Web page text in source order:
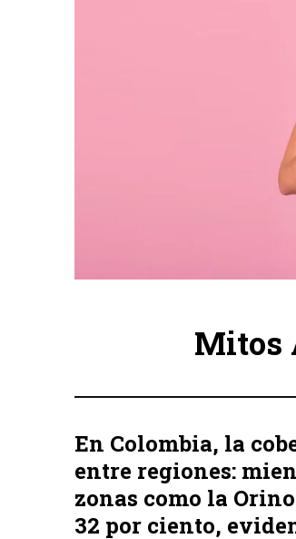
Mitos
En Colombia, la
entre regiones:
zonas como la
32 por ciento,